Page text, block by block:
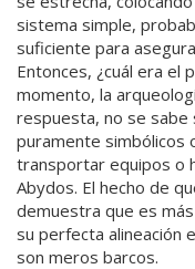
sistema simple,
suficiente para
Entonces, ¿cuál era el
momento, la
respuesta, no se
puramente simbólicos
transportar equipos o
Abydos. El hecho de
demuestra que es
su perfecta alineación
son meros barcos.